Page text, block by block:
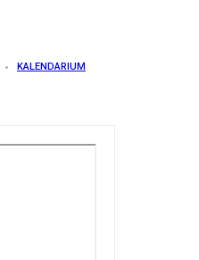
KALENDARIUM